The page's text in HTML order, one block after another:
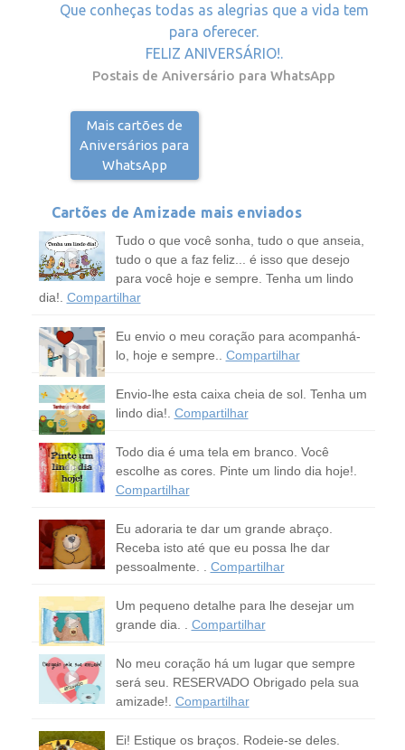
Que conheças todas as alegrias que a vida tem
para oferecer.
FELIZ ANIVERSÁRIO!.
Postais de Aniversário para WhatsApp
Mais cartões de
Aniversários para
WhatsApp
Cartões de Amizade mais enviados
Tudo o que você sonha, tudo o que anseia,
tudo o que a faz feliz... é isso que desejo
para você hoje e sempre. Tenha um lindo
dia!. Compartilhar
Eu envio o meu coração para acompanhá-
lo, hoje e sempre.. Compartilhar
Envio-lhe esta caixa cheia de sol. Tenha um
lindo dia!. Compartilhar
Todo dia é uma tela em branco. Você
escolhe as cores. Pinte um lindo dia hoje!.
Compartilhar
Eu adoraria te dar um grande abraço.
Receba isto até que eu possa lhe dar
pessoalmente. . Compartilhar
Um pequeno detalhe para lhe desejar um
grande dia. . Compartilhar
No meu coração há um lugar que sempre
será seu. RESERVADO Obrigado pela sua
amizade!. Compartilhar
Ei! Estique os braços. Rodeie-se deles.